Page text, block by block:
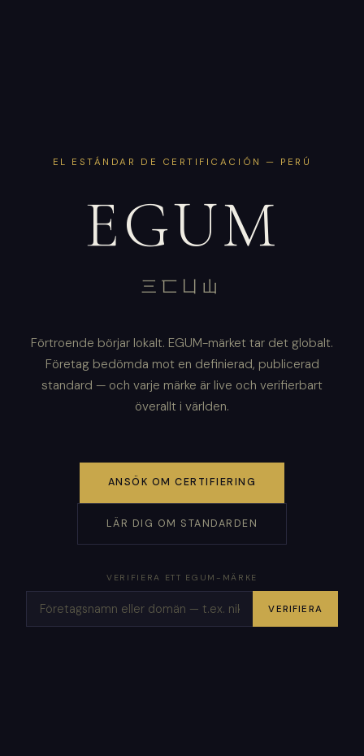
EL ESTÁNDAR DE CERTIFICACIÓN — PERÚ
EGUM
三匸凵山
Förtroende börjar lokalt. EGUM-märket tar det globalt.
Företag bedömda mot en definierad, publicerad
standard — och varje märke är live och verifierbart
överallt i världen.
ANSÖK OM CERTIFIERING
LÄR DIG OM STANDARDEN
VERIFIERA ETT EGUM-MÄRKE
VERIFIERA